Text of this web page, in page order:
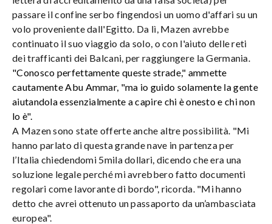
passare il confine serbo fingendosi un uomo d'affari su un
volo proveniente dall'Egitto. Da lì, Mazen avrebbe
continuato il suo viaggio da solo, o con l'aiuto delle reti
dei trafficanti dei Balcani, per raggiungere la Germania.
"Conosco perfettamente queste strade," ammette
cautamente Abu Ammar, "ma io guido solamente la gente
aiutandola essenzialmente a capire chi è onesto e chi non
lo è".
A Mazen sono state offerte anche altre possibilità. "Mi
hanno parlato di questa grande nave in partenza per
l’Italia chiedendomi 5mila dollari, dicendo che era una
soluzione legale perché mi avrebbero fatto documenti
regolari come lavorante di bordo", ricorda. "Mi hanno
detto che avrei ottenuto un passaporto da un’ambasciata
europea".